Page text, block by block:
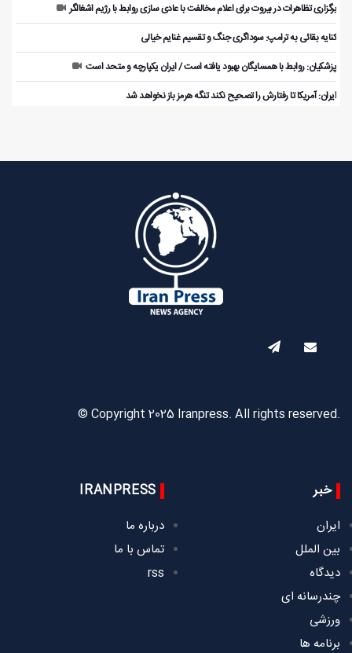
برگزاری تظاهرات در بیروت برای اعلام مخالفت با عادی سازی روابط با رژیم اشغالگر
کنایه بقائی به ترامپ: سوداگری جنگ و تقسیم غنایم خیالی
پزشکیان: روابط با همسایگان بهبود یافته است / ایران یکپارچه و متحد است
ایران: آمریکا تا رفتارش را تصحیح نکند تنگه هرمز باز نخواهد شد
© Copyright 2025 Iranpress. All rights reserved.
خبر
ایران
بین الملل
دیدگاه
چندرسانه ای
ورزشی
برنامه ها
IRANPRESS
درباره ما
تماس با ما
rss